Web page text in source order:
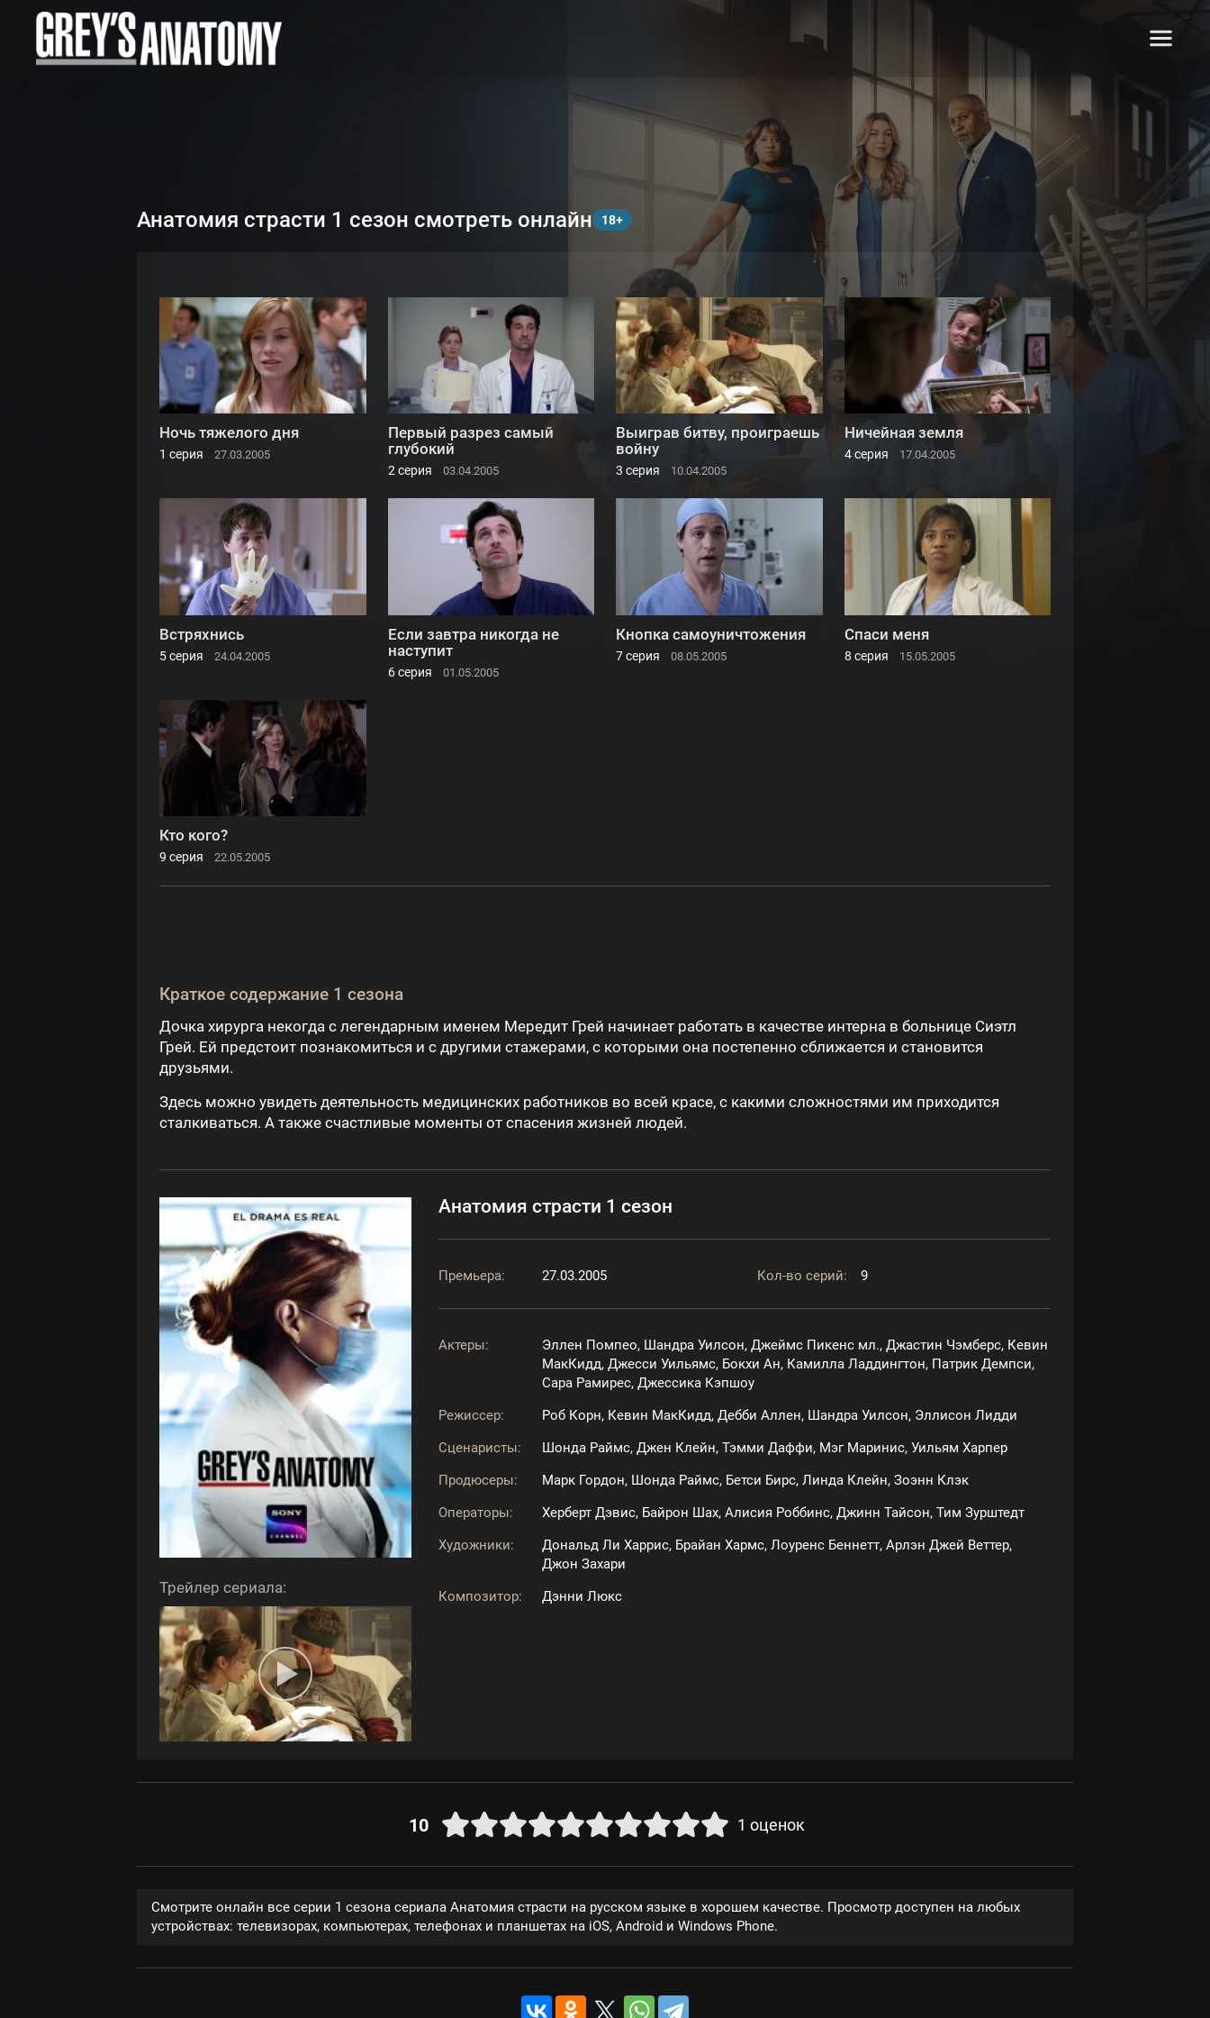
Анатомия страсти 1 сезон смотреть онлайн
Ночь тяжелого дня
1 серия 27.03.2005
Первый разрез самый
глубокий
2 серия 03.04.2005
Выиграв битву, проиграешь
войну
3 серия 10.04.2005
Ничейная земля
4 серия 17.04.2005
Встряхнись
5 серия 24.04.2005
Если завтра никогда не
наступит
6 серия 01.05.2005
Кнопка самоуничтожения
7 серия 08.05.2005
Спаси меня
8 серия 15.05.2005
Кто кого?
9 серия 22.05.2005
Краткое содержание 1 сезона
Дочка хирурга некогда с легендарным именем Мередит Грей начинает работать в качестве интерна в больнице Сиэтл
Грей. Ей предстоит познакомиться и с другими стажерами, с которыми она постепенно сближается и становится
друзьями.
Здесь можно увидеть деятельность медицинских работников во всей красе, с какими сложностями им приходится
сталкиваться. А также счастливые моменты от спасения жизней людей.
Трейлер сериала:
Анатомия страсти 1 сезон
Премьера: 27.03.2005 Кол-во серий: 9
Актеры:
Эллен Помпео, Шандра Уилсон, Джеймс Пикенс мл., Джастин Чэмберс, Кевин
МакКидд, Джесси Уильямс, Бокхи Ан, Камилла Ладдингтон, Патрик Демпси,
Сара Рамирес, Джессика Кэпшоу
Режиссер:
Роб Корн, Кевин МакКидд, Дебби Аллен, Шандра Уилсон, Эллисон Лидди
Сценаристы:
Шонда Раймс, Джен Клейн, Тэмми Даффи, Мэг Маринис, Уильям Харпер
Продюсеры:
Марк Гордон, Шонда Раймс, Бетси Бирс, Линда Клейн, Зоэнн Клэк
Операторы:
Херберт Дэвис, Байрон Шах, Алисия Роббинс, Джинн Тайсон, Тим Зурштедт
Художники:
Дональд Ли Харрис, Брайан Хармс, Лоуренс Беннетт, Арлэн Джей Веттер,
Джон Захари
Композитор:
Дэнни Люкс
10 1 оценок
Смотрите онлайн все серии 1 сезона сериала Анатомия страсти на русском языке в хорошем качестве. Просмотр доступен на любых
устройствах: телевизорах, компьютерах, телефонах и планшетах на iOS, Android и Windows Phone.